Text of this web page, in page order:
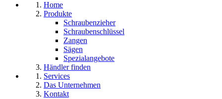
Home
Produkte
Schraubenzieher
Schraubenschlüssel
Zangen
Sägen
Spezialangebote
Händler finden
Services
Das Unternehmen
Kontakt